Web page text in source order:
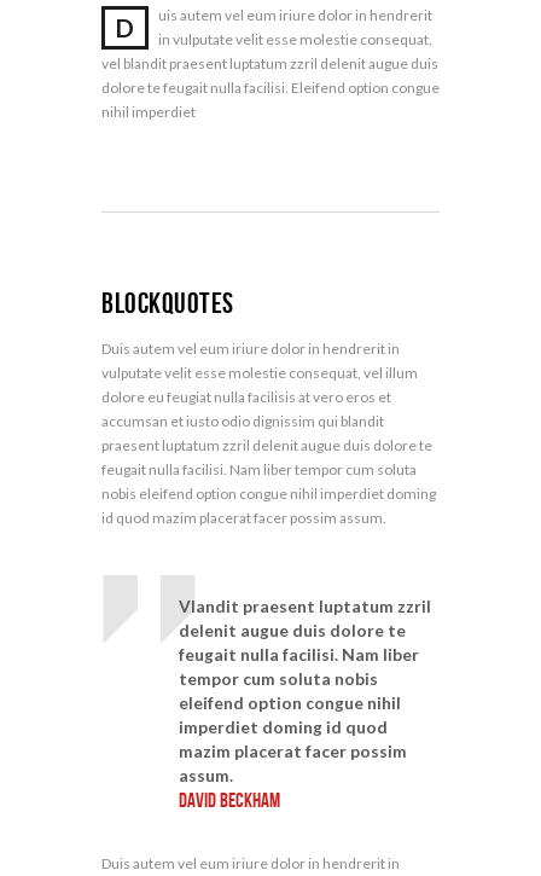
D
uis autem vel eum iriure dolor in hendrerit
in vulputate velit esse molestie consequat,
vel blandit praesent luptatum zzril delenit augue duis
dolore te feugait nulla facilisi. Eleifend option congue
nihil imperdiet
Blockquotes
Duis autem vel eum iriure dolor in hendrerit in
vulputate velit esse molestie consequat, vel illum
dolore eu feugiat nulla facilisis at vero eros et
accumsan et iusto odio dignissim qui blandit
praesent luptatum zzril delenit augue duis dolore te
feugait nulla facilisi. Nam liber tempor cum soluta
nobis eleifend option congue nihil imperdiet doming
id quod mazim placerat facer possim assum.
Vlandit praesent luptatum zzril
delenit augue duis dolore te
feugait nulla facilisi. Nam liber
tempor cum soluta nobis
eleifend option congue nihil
imperdiet doming id quod
mazim placerat facer possim
assum.
David Beckham
Duis autem vel eum iriure dolor in hendrerit in